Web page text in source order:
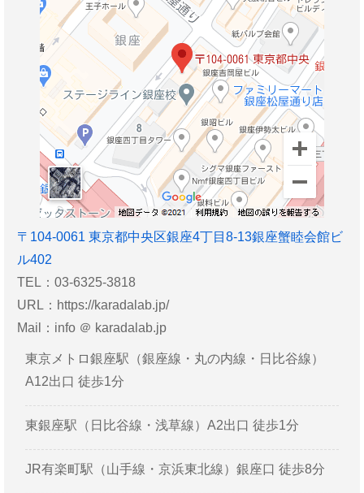
〒 104-0061 東京都中央区銀座4丁目8-13銀座蟹睦会館ビ
ル402
TEL：03-6325-3818
URL： https://karadalab.jp/
Mail：info ＠ karadalab.jp
東京メトロ銀座駅（銀座線・丸の内線・日比谷線）
A12出口 徒歩1分
東銀座駅（日比谷線・浅草線）A2出口 徒歩1分
JR有楽町駅（山手線・京浜東北線）銀座口 徒歩8分